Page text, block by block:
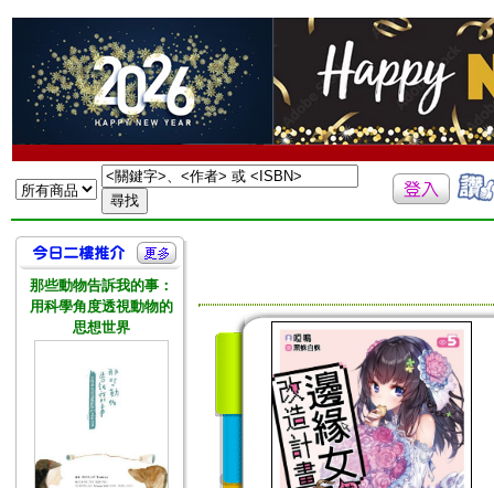
那些動物告訴我的事：
用科學角度透視動物的
思想世界